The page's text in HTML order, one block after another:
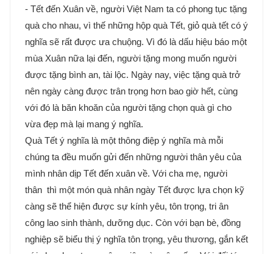
- Tết đến Xuân về, người Việt Nam ta có phong tục tặng
quà cho nhau, vì thế những hộp quà Tết, giỏ quà tết có ý
nghĩa sẽ rất được ưa chuộng. Vì đó là dấu hiệu báo một
mùa Xuân nữa lại đến, người tặng mong muốn người
được tặng bình an, tài lộc. Ngày nay, việc tặng quà trở
nên ngày càng được trân trọng hơn bao giờ hết, cùng
với đó là băn khoăn của người tặng chọn quà gì cho
vừa đẹp mà lại mang ý nghĩa.
Quà Tết ý nghĩa là một thông điệp ý nghĩa mà mỗi
chúng ta đều muốn gửi đến những người thân yêu của
mình nhân dịp Tết đến xuân về. Với cha mẹ, người
thân thì một món quà nhân ngày Tết được lựa chọn kỹ
càng sẽ thể hiện được sự kính yêu, tôn trọng, tri ân
công lao sinh thành, dưỡng dục. Còn với bạn bè, đồng
nghiệp sẽ biểu thị ý nghĩa tôn trọng, yêu thương, gắn kết